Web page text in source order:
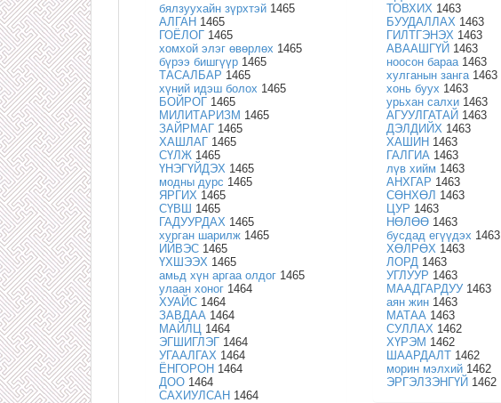
бялзуухайн зүрхтэй 1465
АЛГАН 1465
ГОЁЛОГ 1465
хомхой элэг өвөрлөх 1465
бүрээ бишгүүр 1465
ТАСАЛБАР 1465
хүний идэш болох 1465
БОЙРОГ 1465
МИЛИТАРИЗМ 1465
ЗАЙРМАГ 1465
ХАШЛАГ 1465
СҮЛЖ 1465
ҮНЭГҮЙДЭХ 1465
модны дурс 1465
ЯРГИХ 1465
СҮВШ 1465
ГАДУУРДАХ 1465
хурган шарилж 1465
ИЙВЭС 1465
ҮХШЭЭХ 1465
амьд хүн аргаа олдог 1465
улаан хоног 1464
ХУАЙС 1464
ЗАВДАА 1464
МАЙЛЦ 1464
ЭГШИГЛЭГ 1464
УГААЛГАХ 1464
ЁНГОРОН 1464
ДОО 1464
САХИУЛСАН 1464
ТОВХИХ 1463
БУУДАЛЛАХ 1463
ГИЛТГЭНЭХ 1463
АВААШГҮЙ 1463
ноосон бараа1463
хулганын занга1463
хонь буух 1463
урьхан салхи 1463
АГУУЛГАТАЙ 1463
ДЭЛДИЙХ 1463
ХАШИН 1463
ГАЛГИА 1463
лүв хийм 1463
АНХГАР 1463
СӨНХӨЛ 1463
ЦУР 1463
НӨЛӨӨ 1463
бусдад егүүдэх 1463
ХӨЛРӨХ 1463
ЛОРД 1463
УГЛУУР 1463
МААДГАРДУУ 1463
аян жин 1463
МАТАА 1463
СУЛЛАХ 1462
ХҮРЭМ 1462
ШААРДАЛТ 1462
морин мэлхий 1462
ЭРГЭЛЗЭНГҮЙ 1462